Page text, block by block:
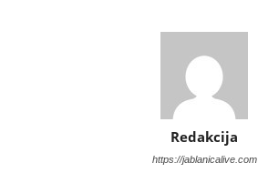
Redakcija
https://jablanicalive.com